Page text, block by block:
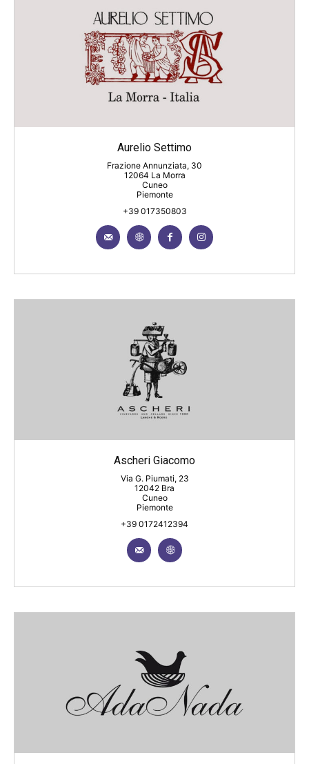
Aurelio Settimo
Frazione Annunziata, 30
12064 La Morra
Cuneo
Piemonte
+39 017350803
Ascheri Giacomo
Via G. Piumati, 23
12042 Bra
Cuneo
Piemonte
+39 0172412394